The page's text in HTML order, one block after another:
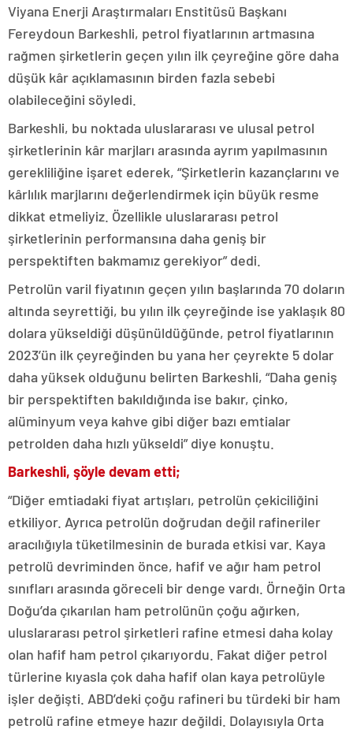
Viyana Enerji Araştırmaları Enstitüsü Başkanı
Fereydoun Barkeshli, petrol fiyatlarının artmasına
rağmen şirketlerin geçen yılın ilk çeyreğine göre daha
düşük kâr açıklamasının birden fazla sebebi
olabileceğini söyledi.
Barkeshli, bu noktada uluslararası ve ulusal petrol
şirketlerinin kâr marjları arasında ayrım yapılmasının
gerekliliğine işaret ederek, “Şirketlerin kazançlarını ve
kârlılık marjlarını değerlendirmek için büyük resme
dikkat etmeliyiz. Özellikle uluslararası petrol
şirketlerinin performansına daha geniş bir
perspektiften bakmamız gerekiyor” dedi.
Petrolün varil fiyatının geçen yılın başlarında 70 doların
altında seyrettiği, bu yılın ilk çeyreğinde ise yaklaşık 80
dolara yükseldiği düşünüldüğünde, petrol fiyatlarının
2023’ün ilk çeyreğinden bu yana her çeyrekte 5 dolar
daha yüksek olduğunu belirten Barkeshli, “Daha geniş
bir perspektiften bakıldığında ise bakır, çinko,
alüminyum veya kahve gibi diğer bazı emtialar
petrolden daha hızlı yükseldi” diye konuştu.
Barkeshli, şöyle devam etti;
“Diğer emtiadaki fiyat artışları, petrolün çekiciliğini
etkiliyor. Ayrıca petrolün doğrudan değil rafineriler
aracılığıyla tüketilmesinin de burada etkisi var. Kaya
petrolü devriminden önce, hafif ve ağır ham petrol
sınıfları arasında göreceli bir denge vardı. Örneğin Orta
Doğu’da çıkarılan ham petrolünün çoğu ağırken,
uluslararası petrol şirketleri rafine etmesi daha kolay
olan hafif ham petrol çıkarıyordu. Fakat diğer petrol
türlerine kıyasla çok daha hafif olan kaya petrolüyle
işler değişti. ABD’deki çoğu rafineri bu türdeki bir ham
petrolü rafine etmeye hazır değildi. Dolayısıyla Orta